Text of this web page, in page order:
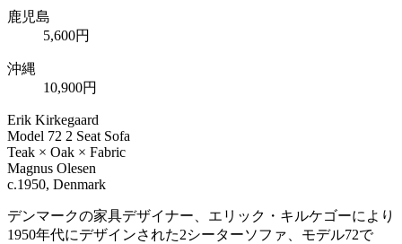
鹿児島
5,600円
沖縄
10,900円
Erik Kirkegaard
Model 72 2 Seat Sofa
Teak × Oak × Fabric
Magnus Olesen
c.1950, Denmark
デンマークの家具デザイナー、エリック・キルケゴーにより
1950年代にデザインされた2シーターソファ、モデル72で